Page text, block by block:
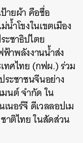
ายผ้า คือชื่อ
ำโขงในเขตเมือง
ะชาธิปไตย
าพลังงานน้ำส่ง
ทศไทย (กฟผ.) ร่วม
ะชาชนจีนอย่าง
มนต์ จำกัด ใน
นอร์จี ดีเวลลอปเม
ติไทย ในสัดส่วน